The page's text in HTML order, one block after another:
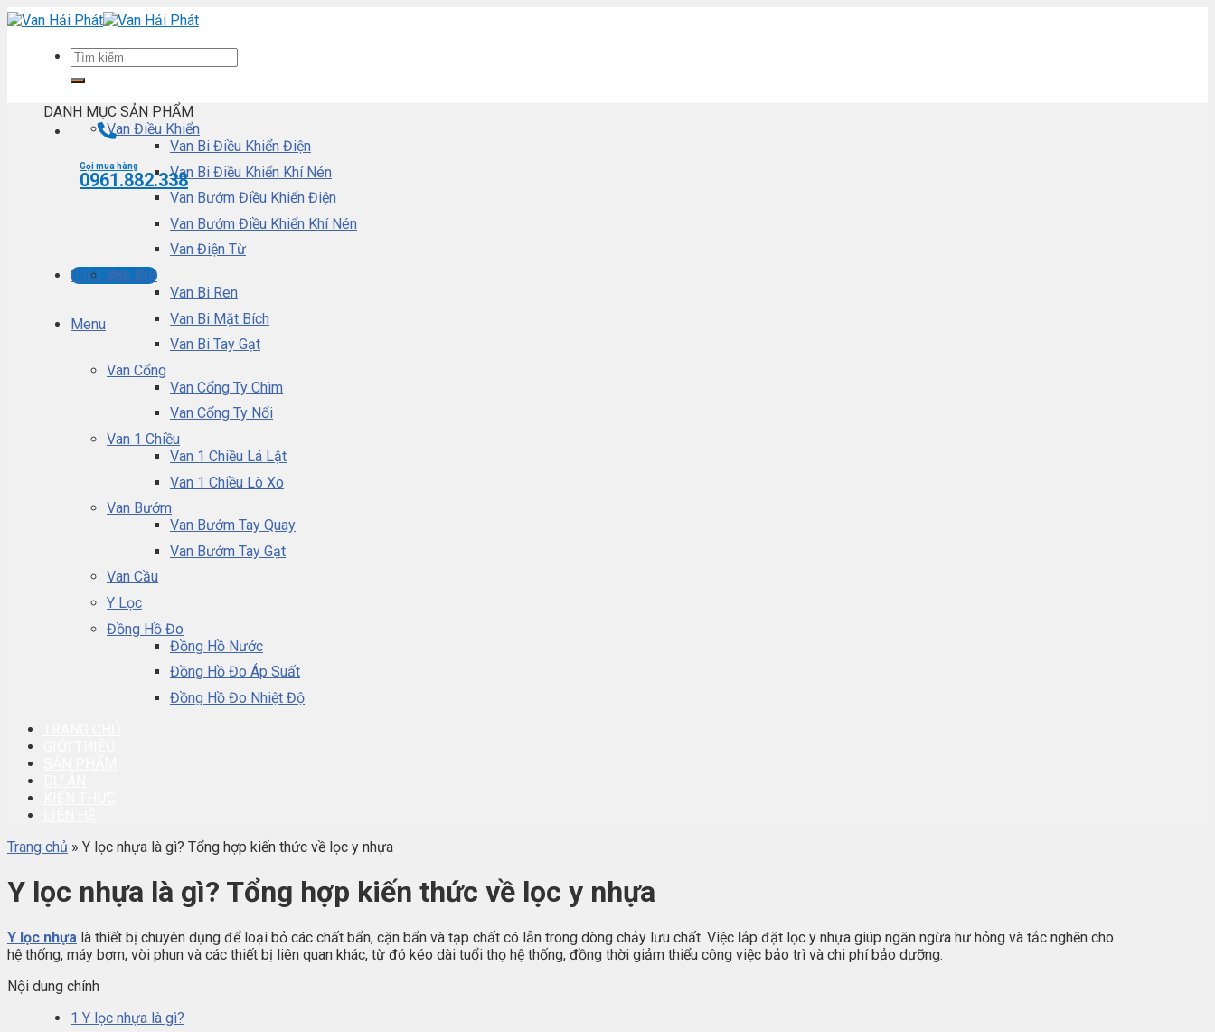
Skip
to
Gọi mua hàng
0961.882.338
0961.882.338
Menu
DANH MỤC SẢN PHẨM
Van Điều Khiển
Van Bi Điều Khiển Điện
Van Bi Điều Khiển Khí Nén
Van Bướm Điều Khiển Điện
Van Bướm Điều Khiển Khí Nén
Van Điện Từ
Van Bi
Van Bi Ren
Van Bi Mặt Bích
Van Bi Tay Gạt
Van Cổng
Van Cổng Ty Chìm
Van Cổng Ty Nổi
Van 1 Chiều
Van 1 Chiều Lá Lật
Van 1 Chiều Lò Xo
Van Bướm
Van Bướm Tay Quay
Van Bướm Tay Gạt
Van Cầu
Y Lọc
Đồng Hồ Đo
Đồng Hồ Nước
Đồng Hồ Đo Áp Suất
Đồng Hồ Đo Nhiệt Độ
Trang chủ » Y lọc nhựa là gì? Tổng hợp kiến thức về lọc y nhựa
Y lọc nhựa là gì? Tổng hợp kiến thức về lọc y nhựa
Y lọc nhựa là thiết bị chuyên dụng để loại bỏ các chất bẩn, cặn bẩn và tạp chất có lẫn trong dòng chảy lưu chất. Việc lắp đặt lọc y nhựa giúp ngăn ngừa hư hỏng và tắc nghẽn cho
hệ thống, máy bơm, vòi phun và các thiết bị liên quan khác, từ đó kéo dài tuổi thọ hệ thống, đồng thời giảm thiểu công việc bảo trì và chi phí bảo dưỡng.
Nội dung chính
1 Y lọc nhựa là gì?